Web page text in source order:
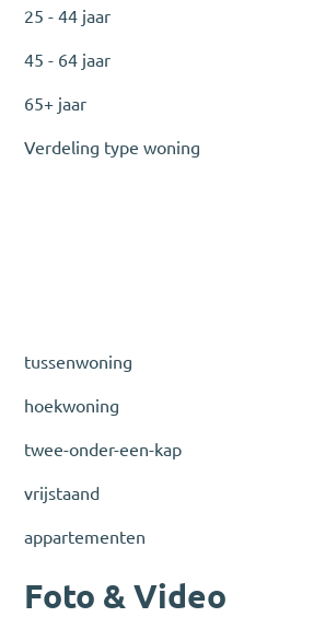
25 - 44 jaar
45 - 64 jaar
65+ jaar
Verdeling type woning
tussenwoning
hoekwoning
twee-onder-een-kap
vrijstaand
appartementen
Foto & Video